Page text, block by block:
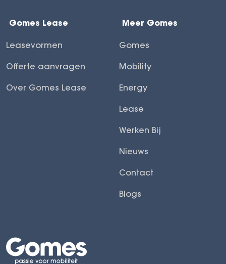
Gomes Lease
Leasevormen
Offerte aanvragen
Over Gomes Lease
Meer Gomes
Gomes
Mobility
Energy
Lease
Werken Bij
Nieuws
Contact
Blogs